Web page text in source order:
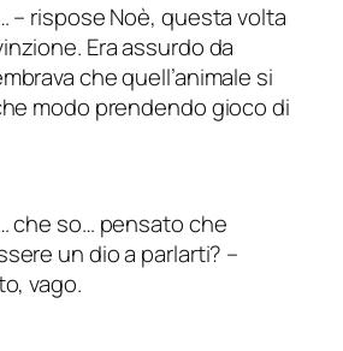
– rispose Noè, questa volta
Era assurdo da
che quell’animale si
modo prendendo gioco di
che so… pensato che
un dio a parlarti? –
vago.